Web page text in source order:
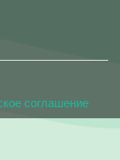
соглашение